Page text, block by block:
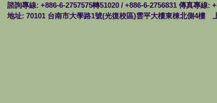
諮詢專線: +886-6-2757575轉51020 / +886-6-2756831 傳真專
地址: 70101 台南市大學路1號(光復校區)雲平大樓東棟北側4樓